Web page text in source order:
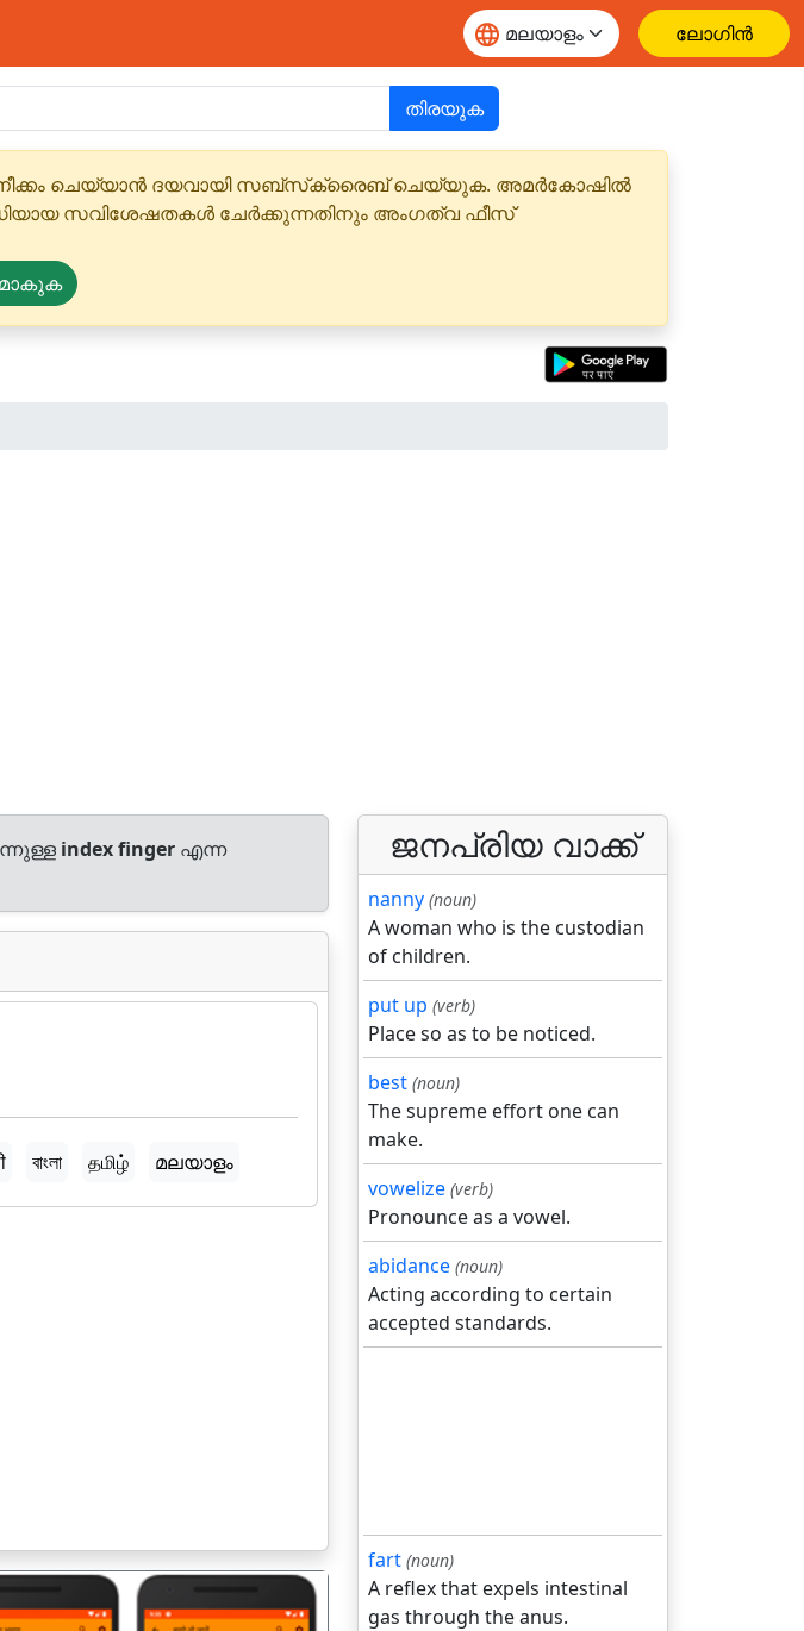
ലോഗിൻ
തിരയുക
ചെയ്യാൻ ദയവായി സബ്‌സ്‌ക്രൈബ് ചെയ്യുക. അമർകോഷിൽ
സവിശേഷതകൾ ചേർക്കുന്നതിനും അംഗത്വ ഫീസ്
index finger എന്ന
বাংলা தமிழ் മലയാളം
ജനപ്രിയ വാക്ക്
nanny (noun)
A woman who is the custodian
of children.
put up (verb)
Place so as to be noticed.
best (noun)
The supreme effort one can
make.
vowelize (verb)
Pronounce as a vowel.
abidance (noun)
Acting according to certain
accepted standards.
fart (noun)
A reflex that expels intestinal
gas through the anus.